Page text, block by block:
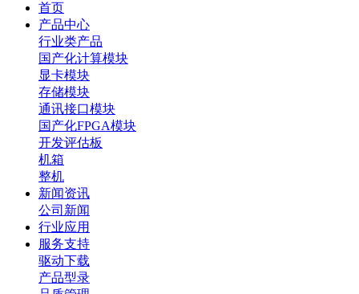
首页
产品中心
行业类产品
国产化计算模块
显卡模块
存储模块
通讯接口模块
国产化FPGA模块
开发评估板
机箱
整机
新闻资讯
公司新闻
行业应用
服务支持
驱动下载
产品型录